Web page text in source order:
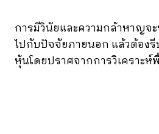
การมีวินัยและความกล้าหาญจ
ไปกับปัจจัยภายนอก แล้วต้อง
หุ้นโดยปราศจากการวิเคราะ